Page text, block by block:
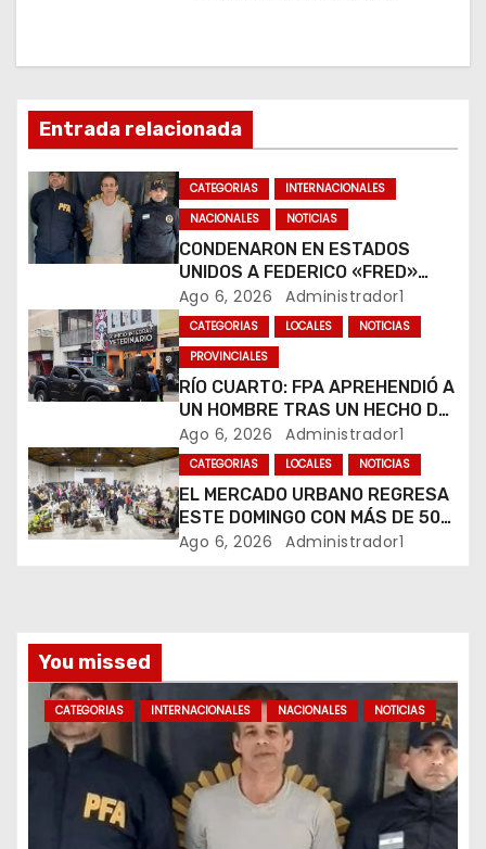
c
i
ó
n
d
e
e
n
t
r
a
s
Entrada relacionada
CATEGORIAS
INTERNACIONALES
NACIONALES
NOTICIAS
CONDENARON EN ESTADOS
UNIDOS A FEDERICO «FRED»
MACHADO POR LAVADO DE
DINERO Y FRAUDE
Ago 6, 2026 Administrador1
CATEGORIAS LOCALES
NOTICIAS
PROVINCIALES
RÍO CUARTO: FPA APREHENDIÓ A
UN HOMBRE TRAS UN HECHO DE
HURTO EN UNA VETERINARIA
Ago 6, 2026 Administrador1
CATEGORIAS LOCALES NOTICIAS
EL MERCADO URBANO REGRESA
ESTE DOMINGO CON MÁS DE 50
EMPRENDEDORES LOCALES
Ago 6, 2026 Administrador1
You missed
CATEGORIAS INTERNACIONALES NACIONALES NOTICIAS